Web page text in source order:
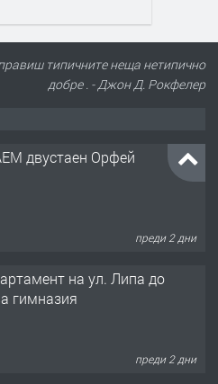
типичните неща нетипично
добре . - Джон Д. Рокфелер
двустаен Орфей
преди 2 дни
на ул. Липа до
гимназия
преди 2 дни